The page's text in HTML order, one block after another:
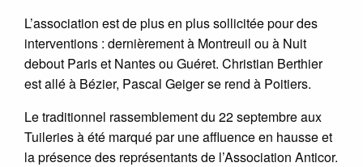
L’association est de plus en plus sollicitée pour des
interventions : dernièrement à Montreuil ou à Nuit
debout Paris et Nantes ou Guéret. Christian Berthier
est allé à Bézier, Pascal Geiger se rend à Poitiers.
Le traditionnel rassemblement du 22 septembre aux
Tuileries à été marqué par une affluence en hausse et
la présence des représentants de l’Association Anticor.